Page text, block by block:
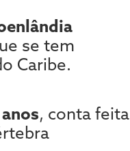
se tem
Caribe.
, conta feita